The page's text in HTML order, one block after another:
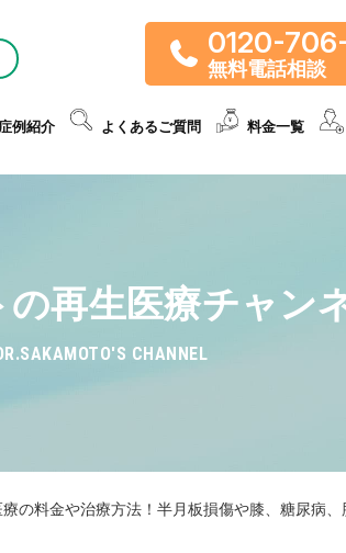
0120-
無料電話相談
例紹介 よくあるご質問 料金一覧
の再生医療チャン
CHANNEL
療の料金や治療方法！半月板損傷や膝、糖尿病